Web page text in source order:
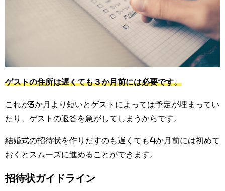
ゲストの住所は遅くても３か月前には必要です。
これが3か月より短いとゲストによっては予定が埋まってい
たり、ゲストの返答を急がしてしまうからです。
結婚式の招待状を作りだすのも遅くても4か月前には初めて
おくとスムーズに進めることができます。
招待状ガイドライン